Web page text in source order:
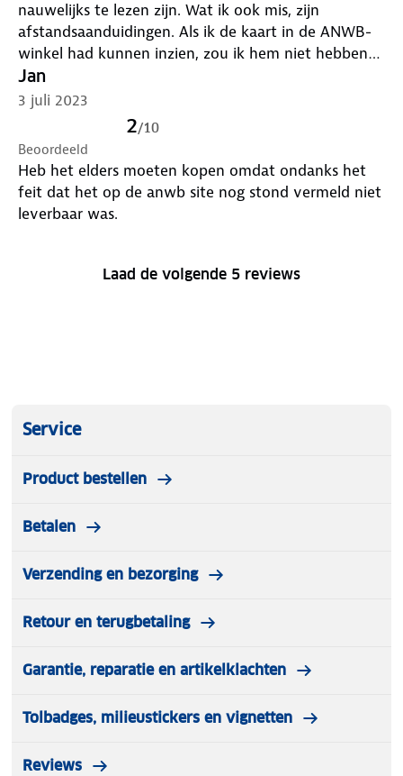
nauwelijks te lezen zijn. Wat ik ook mis, zijn
afstandsaanduidingen. Als ik de kaart in de ANWB-
winkel had kunnen inzien, zou ik hem niet hebben
gekocht.
Jan
3 juli 2023
2/10
Beoordeeld
Heb het elders moeten kopen omdat ondanks het
feit dat het op de anwb site nog stond vermeld niet
leverbaar was.
Laad de volgende 5 reviews
Service
Product bestellen
Betalen
Verzending en bezorging
Retour en terugbetaling
Garantie, reparatie en artikelklachten
Tolbadges, milieustickers en vignetten
Reviews